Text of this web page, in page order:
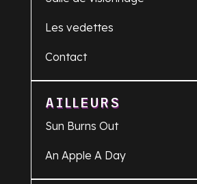
Les vedettes
Contact
AILLEURS
Sun Burns Out
An Apple A Day